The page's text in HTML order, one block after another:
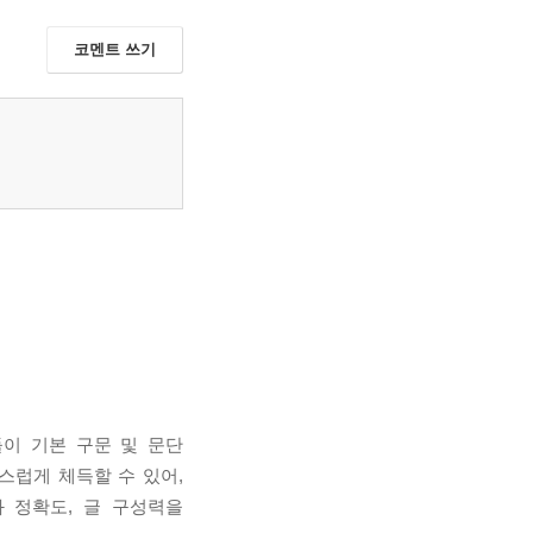
코멘트 쓰기
이 기본 구문 및 문단
럽게 체득할 수 있어,
정확도, 글 구성력을